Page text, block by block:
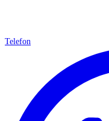
Telefon